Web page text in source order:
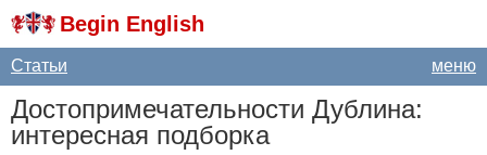
Begin English
меню
Статьи
Достопримечательности Дублина:
интересная подборка